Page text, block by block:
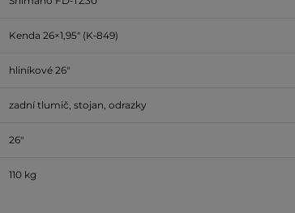
Kenda 26×1,95″ (K‑849)
hliníkové 26"
zadní tlumič, stojan, odrazky
26"
110 kg